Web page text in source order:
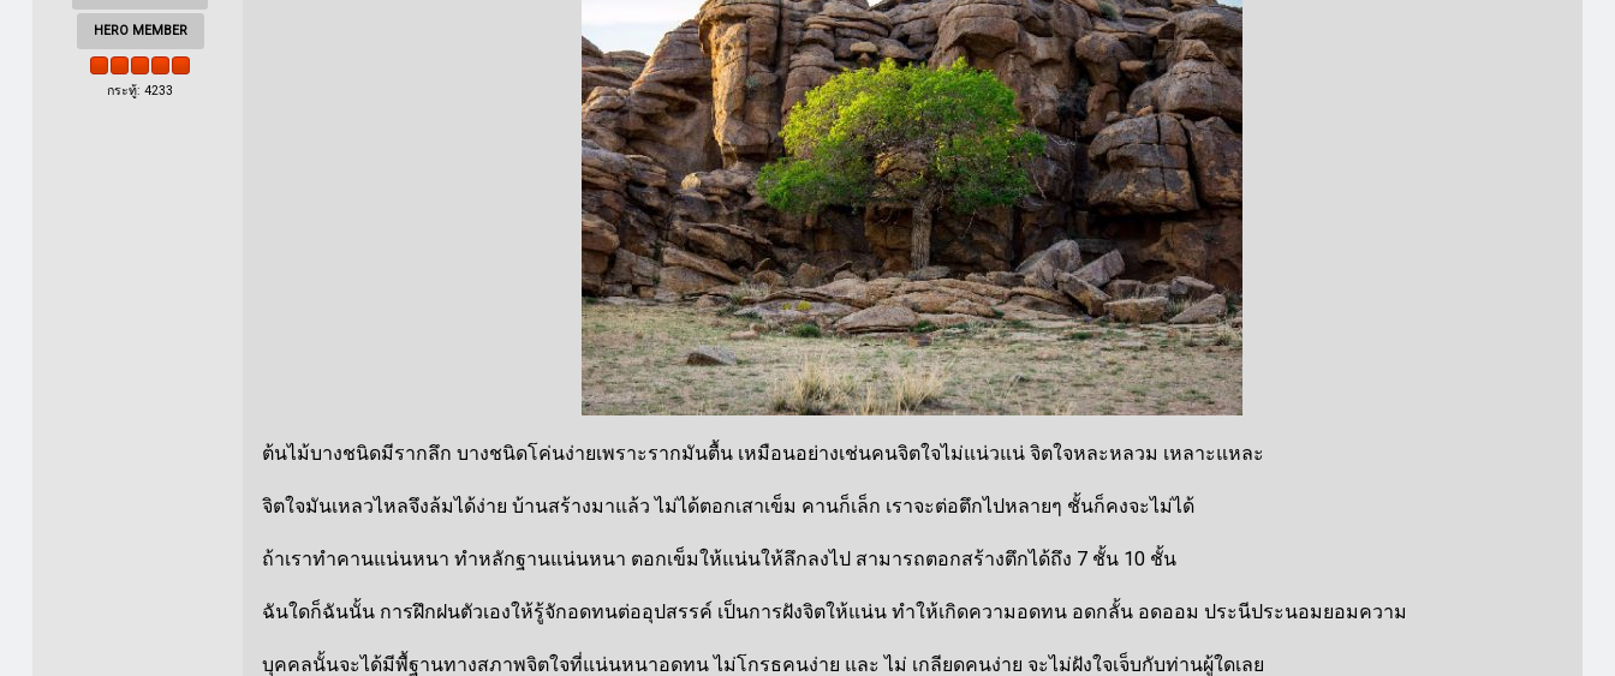
HERO MEMBER
กระทู้: 4233
ต้นไม้บางชนิดมีรากลึก บางชนิดโค่นง่ายเพราะรากมันตื้น เหมือนอย่างเช่นคนจิตใจไม่แน่วแน่ จิตใจหละหลวม เหลาะแหละ
จิตใจมันเหลวไหลจึงล้มได้ง่าย บ้านสร้างมาแล้ว ไม่ได้ตอกเสาเข็ม คานก็เล็ก เราจะต่อตึกไปหลายๆ ชั้นก็คงจะไม่ได้
ถ้าเราทำคานแน่นหนา ทำหลักฐานแน่นหนา ตอกเข็มให้แน่นให้ลึกลงไป สามารถตอกสร้างตึกได้ถึง 7 ชั้น 10 ชั้น
ฉันใดก็ฉันนั้น การฝึกฝนตัวเองให้รู้จักอดทนต่ออุปสรรค์ เป็นการฝังจิตให้แน่น ทำให้เกิดความอดทน อดกลั้น อดออม ประนีประนอมยอมความ
บุคคลนั้นจะได้มีพื้ฐานทางสภาพจิตใจที่แน่นหนาอดทน ไม่โกรธคนง่าย และ ไม่ เกลียดคนง่าย จะไม่ฝังใจเจ็บกับท่านผู้ใดเลย